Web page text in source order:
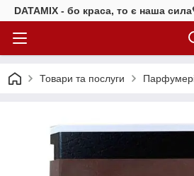
DATAMIX - бо краcа, то є наша
Товари та послуги